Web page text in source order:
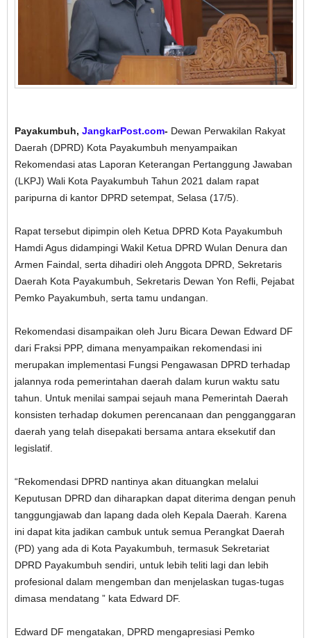
Payakumbuh, JangkarPost.com- Dewan Perwakilan Rakyat
Daerah (DPRD) Kota Payakumbuh menyampaikan
Rekomendasi atas Laporan Keterangan Pertanggung Jawaban
(LKPJ) Wali Kota Payakumbuh Tahun 2021 dalam rapat
paripurna di kantor DPRD setempat, Selasa (17/5).
Rapat tersebut dipimpin oleh Ketua DPRD Kota Payakumbuh
Hamdi Agus didampingi Wakil Ketua DPRD Wulan Denura dan
Armen Faindal, serta dihadiri oleh Anggota DPRD, Sekretaris
Daerah Kota Payakumbuh, Sekretaris Dewan Yon Refli, Pejabat
Pemko Payakumbuh, serta tamu undangan.
Rekomendasi disampaikan oleh Juru Bicara Dewan Edward DF
dari Fraksi PPP, dimana menyampaikan rekomendasi ini
merupakan implementasi Fungsi Pengawasan DPRD terhadap
jalannya roda pemerintahan daerah dalam kurun waktu satu
tahun. Untuk menilai sampai sejauh mana Pemerintah Daerah
konsisten terhadap dokumen perencanaan dan pengganggaran
daerah yang telah disepakati bersama antara eksekutif dan
legislatif.
“Rekomendasi DPRD nantinya akan dituangkan melalui
Keputusan DPRD dan diharapkan dapat diterima dengan penuh
tanggungjawab dan lapang dada oleh Kepala Daerah. Karena
ini dapat kita jadikan cambuk untuk semua Perangkat Daerah
(PD) yang ada di Kota Payakumbuh, termasuk Sekretariat
DPRD Payakumbuh sendiri, untuk lebih teliti lagi dan lebih
profesional dalam mengemban dan menjelaskan tugas-tugas
dimasa mendatang ” kata Edward DF.
Edward DF mengatakan, DPRD mengapresiasi Pemko